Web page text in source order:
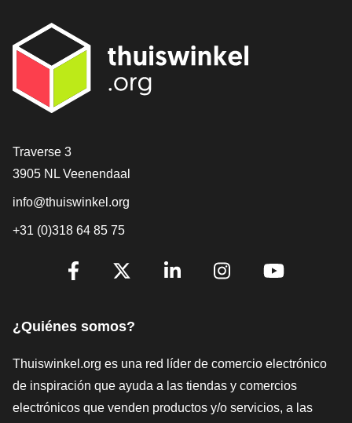
[_General:Contact]
Traverse 3
3905 NL Veenendaal
info@thuiswinkel.org
+31 (0)318 64 85 75
[_General:SocialMediaTitle]
¿Quiénes somos?
Thuiswinkel.org es una red líder de comercio electrónico
de inspiración que ayuda a las tiendas y comercios
electrónicos que venden productos y/o servicios, a las